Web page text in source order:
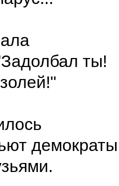
ты!
демократы